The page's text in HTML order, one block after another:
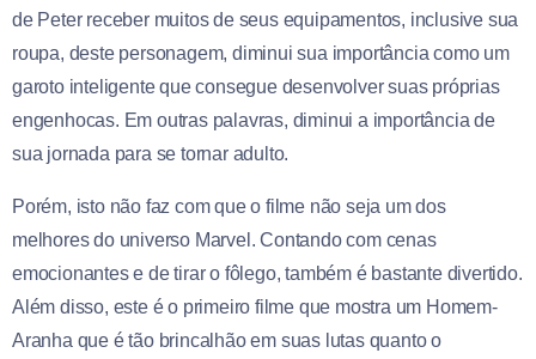
de Peter receber muitos de seus equipamentos, inclusive sua
roupa, deste personagem, diminui sua importância como um
garoto inteligente que consegue desenvolver suas próprias
engenhocas. Em outras palavras, diminui a importância de
sua jornada para se tornar adulto.
Porém, isto não faz com que o filme não seja um dos
melhores do universo Marvel. Contando com cenas
emocionantes e de tirar o fôlego, também é bastante divertido.
Além disso, este é o primeiro filme que mostra um Homem-
Aranha que é tão brincalhão em suas lutas quanto o